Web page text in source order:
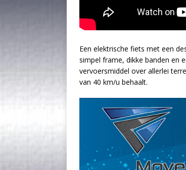
Een elektrische fiets met een
simpel frame, dikke banden en
vervoersmiddel over allerlei
van 40 km/u behaalt.